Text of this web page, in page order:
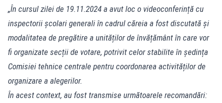
„În cursul zilei de 19.11.2024 a avut loc o videoconferință cu
inspectorii școlari generali în cadrul căreia a fost discutată și
modalitatea de pregătire a unităților de învățământ în care vor
fi organizate secții de votare, potrivit celor stabilite în ședința
Comisiei tehnice centrale pentru coordonarea activităților de
organizare a alegerilor.
În acest context, au fost transmise următoarele recomandări: